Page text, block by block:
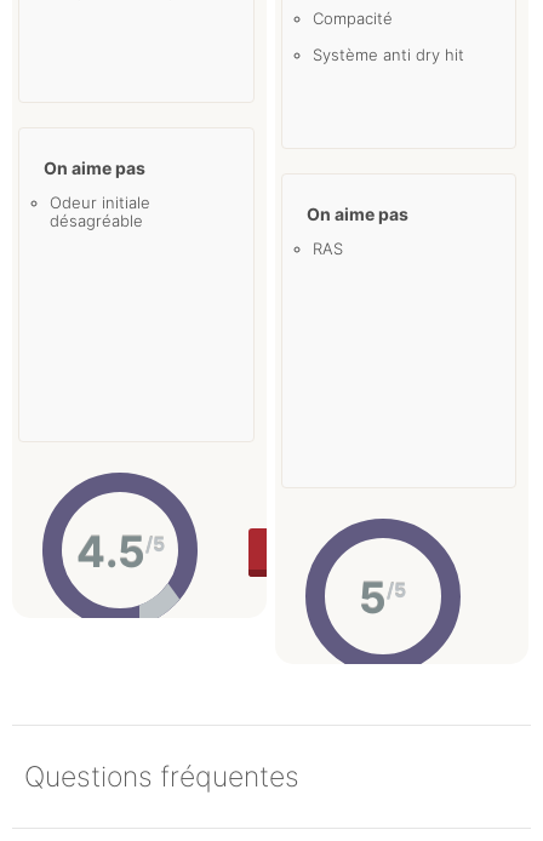
On aime pas
Odeur initiale
désagréable
4.5/5 ACHETER
Compacité
Système anti dry hit
On aime pas
RAS
5/5
Questions fréquentes